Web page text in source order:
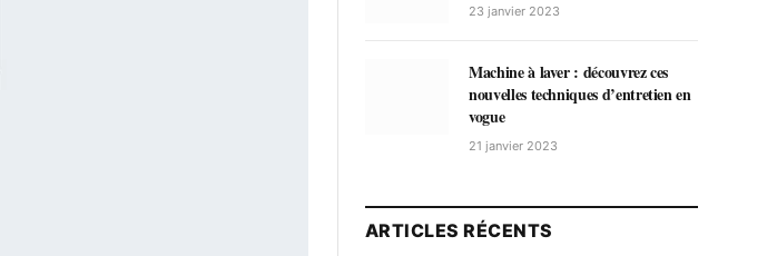
23 janvier 2023
Machine à laver : découvrez ces
nouvelles techniques d’entretien en
vogue
21 janvier 2023
ARTICLES RÉCENTS